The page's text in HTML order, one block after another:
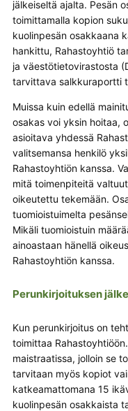
jälkeiseltä ajalta. Pesän
toimittamalla kopion
kuolinpesän osakkaana
hankittu, Rahastoyhtiö
ja väestötietovirastosta
tarvittava salkkuraportti
Muissa kuin edellä
osakas voi yksin hoitaa,
asioitava yhdessä
valitsemansa henkilö
Rahastoyhtiön kanssa.
mitä toimenpiteitä
oikeutettu tekemään.
tuomioistuimelta
Mikäli tuomioistuin
ainoastaan hänellä
Rahastoyhtiön kanssa.
Perunkirjoituksen
Kun perunkirjoitus on
toimittaa
maistraatissa, jolloin se
tarvitaan myös kopiot
katkeamattomana 15
kuolinpesän osakkaista